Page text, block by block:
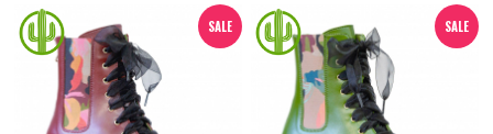
SALE SALE